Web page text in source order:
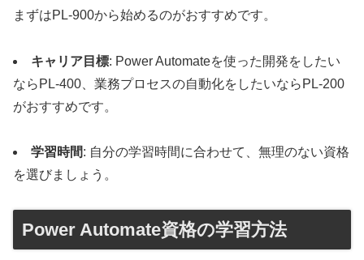
まずはPL-900から始めるのがおすすめです。
キャリア目標: Power Automateを使った開発をしたい
ならPL-400、業務プロセスの自動化をしたいならPL-200
がおすすめです。
学習時間: 自分の学習時間に合わせて、無理のない資格
を選びましょう。
Power Automate資格の学習方法